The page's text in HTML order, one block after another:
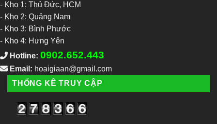
- Kho 1: Thủ Đức, HCM
- Kho 2: Quảng Nam
- Kho 3: Bình Phước
- Kho 4: Hưng Yên
Hotline: 0902.652.443
Email: hoaigiaan@gmail.com
THỐNG KÊ TRUY CẬP